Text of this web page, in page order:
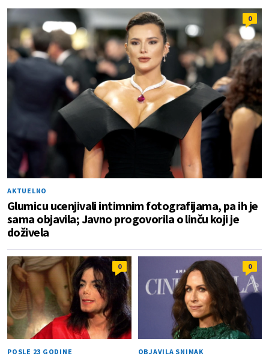
0
AKTUELNO
Glumicu ucenjivali intimnim fotografijama, pa ih je
sama objavila; Javno progovorila o linču koji je
doživela
0
POSLE 23 GODINE
0
OBJAVILA SNIMAK